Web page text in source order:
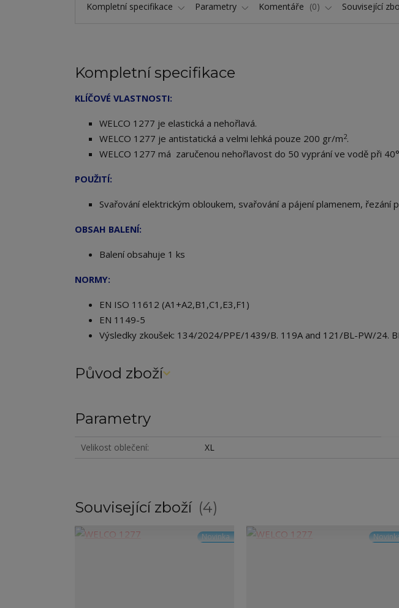
Kompletní specifikace Parametry Komentáře 0 Související
Kompletní specifikace
KLÍČOVÉ VLASTNOSTI:
WELCO 1277 je elastická a nehořlavá.
WELCO 1277 je antistatická a velmi lehká pouze 200 gr/m2.
WELCO 1277 má zaručenou nehořlavost do 50 vyprání ve vodě při
POUŽITÍ:
Svařování elektrickým obloukem, svařování a pájení plamenem, řezání
OBSAH BALENÍ:
Balení obsahuje 1 ks
NORMY:
EN ISO 11612 (A1+A2,B1,C1,E3,F1)
EN 1149-5
Výsledky zkoušek: 134/2024/PPE/1439/B. 119A and 121/BL-PW/24.
Původ zboží
Parametry
Velikost oblečení XL
Související zboží 4
Novinka